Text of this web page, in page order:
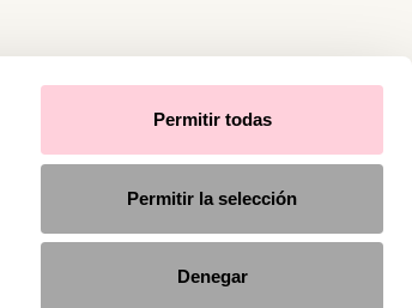
Permitir todas
Permitir la selección
Denegar